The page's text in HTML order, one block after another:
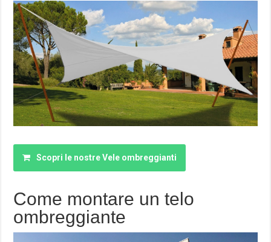
Scopri le nostre Vele ombreggianti
Come montare un telo
ombreggiante